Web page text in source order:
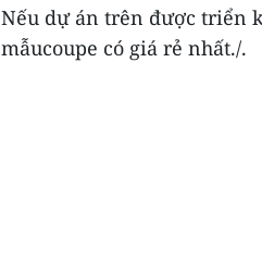
Nếu dự án trên được triển
mẫucoupe có giá rẻ nhất./.